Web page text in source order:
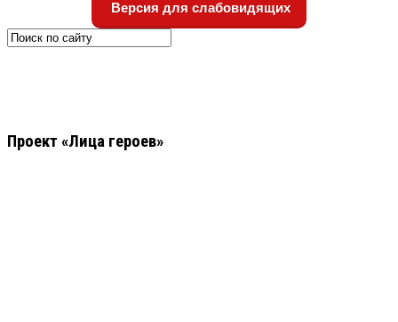
Версия для слабовидящих
Проект «Лица героев»